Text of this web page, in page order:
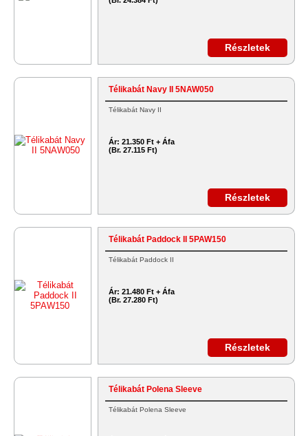
Részletek
Télikabát Navy II 5NAW050
Télikabát Navy II
Ár: 21.350 Ft + Áfa
(Br. 27.115 Ft)
Részletek
Télikabát Paddock II 5PAW150
Télikabát Paddock II
Ár: 21.480 Ft + Áfa
(Br. 27.280 Ft)
Részletek
Télikabát Polena Sleeve
Télikabát Polena Sleeve